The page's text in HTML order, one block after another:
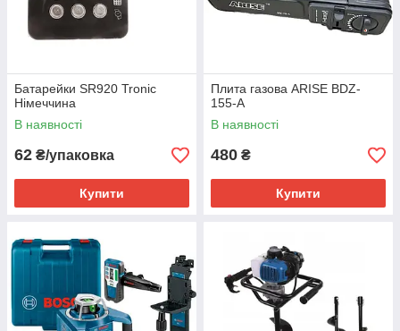
Батарейки SR920 Tronic
Німеччина
В наявності
62 ₴/упаковка
Купити
Плита газова ARISE BDZ-
155-A
В наявності
480 ₴
Купити